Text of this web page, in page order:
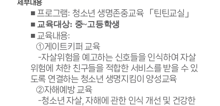
세부내용
■프로그램: 청소년 생명존중교육 「틴틴교실」
■ 교육대상: 중~고등학생
■교육내용:
①게이트키퍼 교육
-자살위험을 예고하는 신호들을 인식하여 자살
위험에 처한 친구들을 적합한 서비스를 받을 수 있
도록 연결하는 청소년 생명지킴이 양성교육
②자해예방 교육
-청소년 자살, 자해에 관한 인식 개선 및 건강한